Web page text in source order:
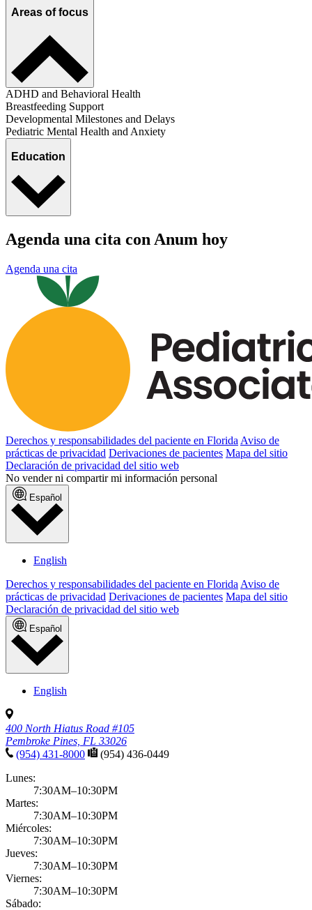
Areas of focus
ADHD and Behavioral Health
Breastfeeding Support
Developmental Milestones and Delays
Pediatric Mental Health and Anxiety
Education
Agenda una cita con Anum hoy
Agenda una cita
Derechos y responsabilidades del paciente en Florida Aviso de
prácticas de privacidad Derivaciones de pacientes Mapa del sitio
Declaración de privacidad del sitio web
No vender ni compartir mi información personal
Español
English
Derechos y responsabilidades del paciente en Florida Aviso de
prácticas de privacidad Derivaciones de pacientes Mapa del sitio
Declaración de privacidad del sitio web
Español
English
400 North Hiatus Road #105
Pembroke Pines, FL 33026
(954) 431-8000
(954) 436-0449
Lunes:
7:30AM–10:30PM
Martes:
7:30AM–10:30PM
Miércoles:
7:30AM–10:30PM
Jueves:
7:30AM–10:30PM
Viernes:
7:30AM–10:30PM
Sábado: